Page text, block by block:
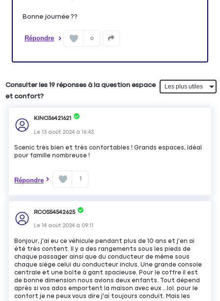
Répondre 0
Consulter les 19 réponses à la question espace
et confort?
KINO36421621
Le13 août 2024 à16:43
Scenic très bien et très confortables ! Grands espaces, idéal
pour famille nombreuse !
Répondre 1
RCOS54542625
Le14 août 2024 à 09:11
Bonjour, j'ai eu ce véhicule pendant plus de 10 ans et j'en ai
été très content. Il y a des rangements sous les pieds de
chaque passager ainsi que du conducteur de même sous
chaque siège celui du conducteur inclus. Une grande console
centrale et une boîte à gant spacieuse. Pour le coffre il est
de bonne dimension nous avions deux enfants. Tout dépend
après si vos ados emportent la maison avec eux ...lol. pour le
confort je ne peux vous dire j'ai toujours conduit. Mais les